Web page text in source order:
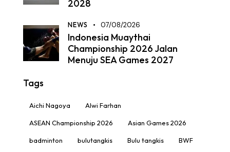
2028
NEWS 07/08/2026
Indonesia Muaythai
Championship 2026 Jalan
Menuju SEA Games 2027
Tags
Aichi Nagoya Alwi Farhan
ASEAN Championship 2026 Asian Games 2026
badminton bulutangkis Bulu tangkis BWF